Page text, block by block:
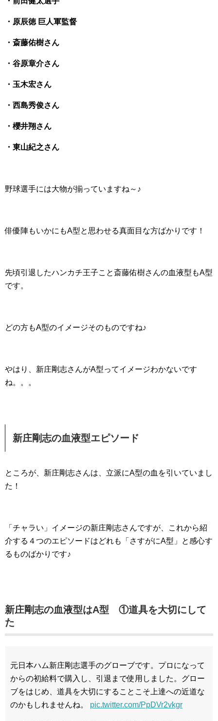
・原辰徳 巨人軍監督
・斎藤佑樹さん
・谷原章介さん
・玉木宏さん
・西島秀俊さん
・櫻井翔さん
・東山紀之さん
野球選手には大物が揃っていますね～♪
俳優陣もいかにもA型と思わせる真面目な方ばかりです！
先頃引退したハンカチ王子こと斎藤佑樹さんの血液型もA型
です。
どの方もA型のイメージそのものですね♪
やはり、新庄剛志さんがA型ってイメージわかないです
ね。。。
新庄剛志の血液型エピソード
ところが、新庄剛志さんは、立派にA型の血を引いていまし
た！
「チャラい」イメージの新庄剛志さんですが、これから紹
介する４つのエピソードはどれも「さすがにA型」と感心す
るものばかりです♪
新庄剛志の血液型はA型 ①道具を大切にして
た
元日本ハム新庄剛志選手のグローブです。プロになって
からの初給料で購入し、引退まで使用しました。グロー
ブをはじめ、道具を大切にすることこそ上達への近道な
のかもしれませんね。 pic.twitter.com/PpDVr2vkgr